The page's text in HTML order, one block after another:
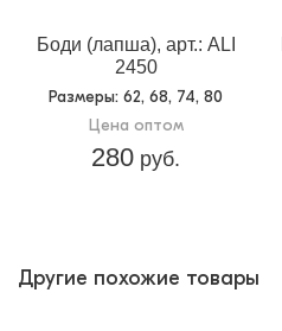
Боди (лапша), арт.: ALI
2450
Размеры: 62, 68, 74, 80
Цена оптом
280 руб.
Другие похожие товары